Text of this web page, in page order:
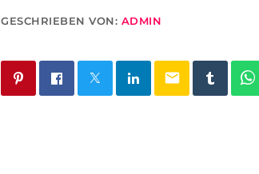
GESCHRIEBEN VON: ADMIN
email